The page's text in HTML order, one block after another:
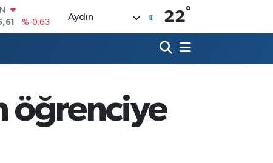
%0.45
Aydın 22°
öğrenciye